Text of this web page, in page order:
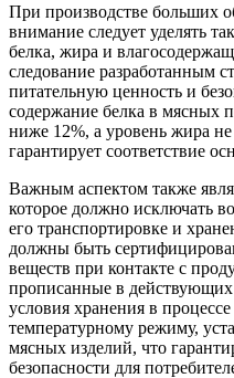
При производстве больших
внимание следует уделять
белка, жира и
следование разработанным
питательную ценность и
содержание белка в мясных
ниже 12%, а уровень жира
гарантирует соответствие
Важным аспектом также
которое должно исключать
его транспортировке и
должны быть
веществ при контакте с
прописанные в
условия хранения в
температурному режиму,
мясных изделий, что
безопасности для